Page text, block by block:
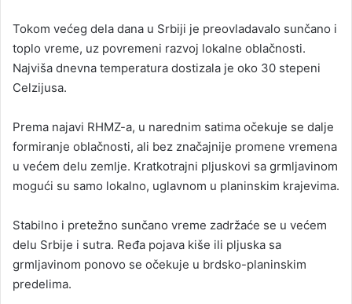
Tokom većeg dela dana u Srbiji je preovladavalo sunčano i
toplo vreme, uz povremeni razvoj lokalne oblačnosti.
Najviša dnevna temperatura dostizala je oko 30 stepeni
Celzijusa.
Prema najavi RHMZ-a, u narednim satima očekuje se dalje
formiranje oblačnosti, ali bez značajnije promene vremena
u većem delu zemlje. Kratkotrajni pljuskovi sa grmljavinom
mogući su samo lokalno, uglavnom u planinskim krajevima.
Stabilno i pretežno sunčano vreme zadržaće se u većem
delu Srbije i sutra. Ređa pojava kiše ili pljuska sa
grmljavinom ponovo se očekuje u brdsko-planinskim
predelima.